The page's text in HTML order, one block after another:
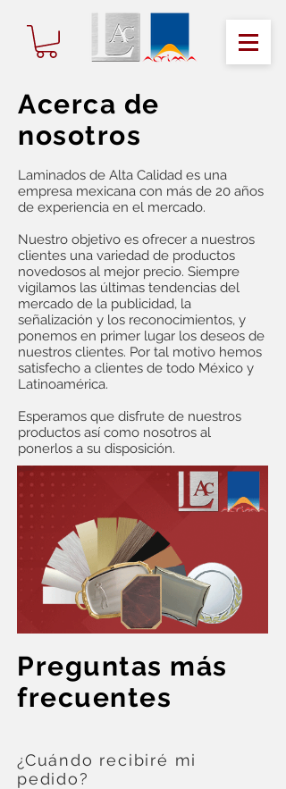
Acerca de
nosotros
Laminados de Alta Calidad es una
empresa mexicana con más de 20 años
de experiencia en el mercado.​
Nuestro objetivo es ofrecer a nuestros
clientes una variedad de productos
novedosos al mejor precio. Siempre
vigilamos las últimas tendencias del
mercado de la publicidad, la
señalización y los reconocimientos, y
ponemos en primer lugar los deseos de
nuestros clientes. Por tal motivo hemos
satisfecho a clientes de todo México y
Latinoamérica.
Esperamos que disfrute de nuestros
productos así como nosotros al
ponerlos a su disposición.
Preguntas más
frecuentes
¿Cuándo recibiré mi
pedido?